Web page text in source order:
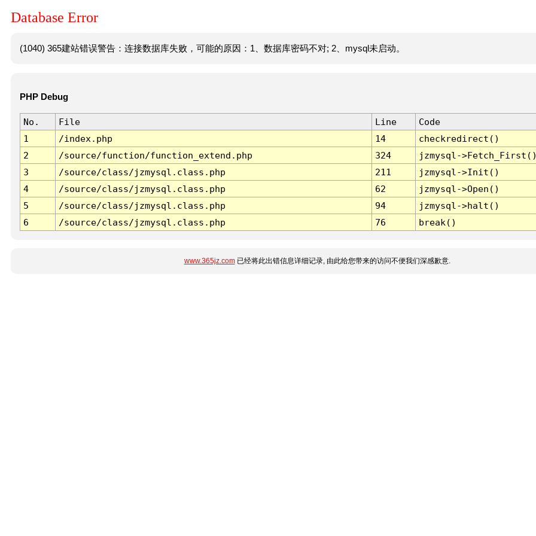
Database Error
(1040) 365建站错误警告：连接数据库失败，可能的原因：1、数据库密码不对; 2、mysql未启动。
PHP Debug
No. File Line
Code
1
/index.php 14
checkredirect()
2
/source/function/function_extend.php 324
jzmysql-
3
/source/class/jzmysql.class.php 211
jzmysql->Init()
4
/source/class/jzmysql.class.php 62
jzmysql->Open()
5
/source/class/jzmysql.class.php 94
jzmysql->halt()
6
/source/class/jzmysql.class.php 76 break()
www.365jz.com已经将此出错信息详细记录, 由此给您带来的访问不便我们深感歉意.